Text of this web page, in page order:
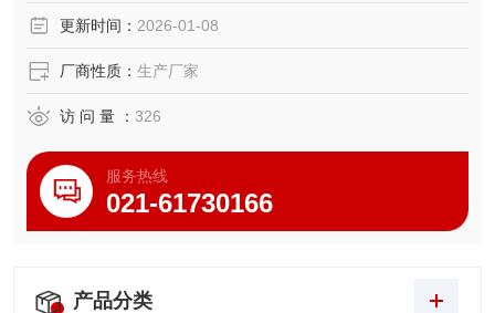
更新时间： 2026-01-08
厂商性质： 生产厂家
访 问 量 ： 326
服务热线
021-61730166
产品分类